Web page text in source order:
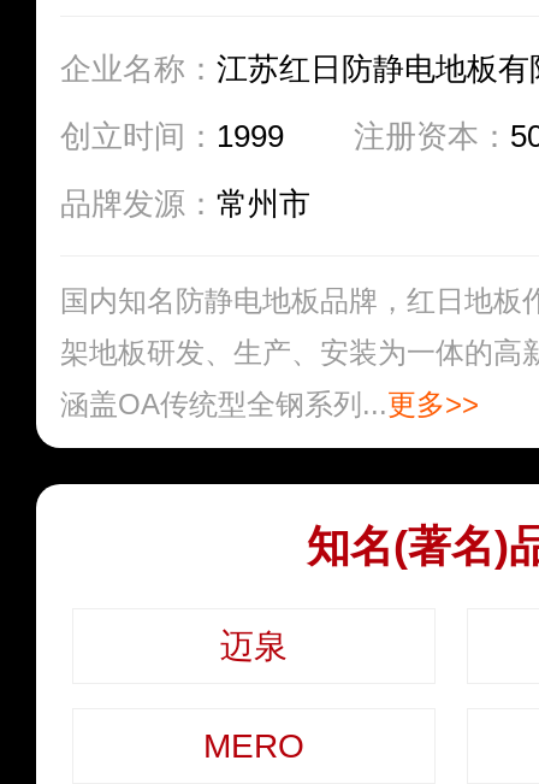
企业名称： 江苏红日防静电地板有
创立时间： 1999 注册资本：
品牌发源： 常州市
国内知名防静电地板品牌，红日地板
架地板研发、生产、安装为一体的高
涵盖OA传统型全钢系列...更多>>
知名(著名)
迈泉
MERO